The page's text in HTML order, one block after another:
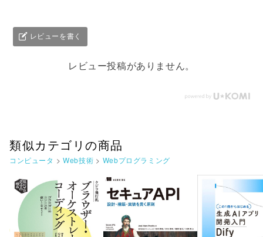
レビューを書く
レビュー投稿がありません。
類似カテゴリの商品
コンピュータ > Web技術 > Webプログラミング